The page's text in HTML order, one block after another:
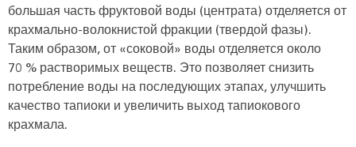
большая часть фруктовой воды (центрата) отделяется от
крахмально-волокнистой фракции (твердой фазы).
Таким образом, от «соковой» воды отделяется около
70 % растворимых веществ. Это позволяет снизить
потребление воды на последующих этапах, улучшить
качество тапиоки и увеличить выход тапиокового
крахмала.